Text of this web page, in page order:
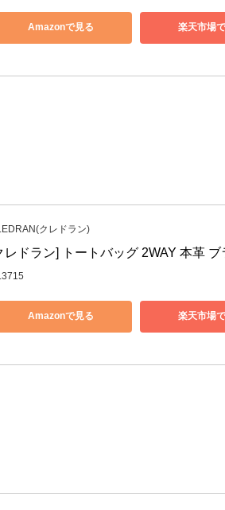
Amazonで見る 楽天市場
クレドラン)
レドラン] トートバッグ 2WAY 本革
Amazonで見る 楽天市場